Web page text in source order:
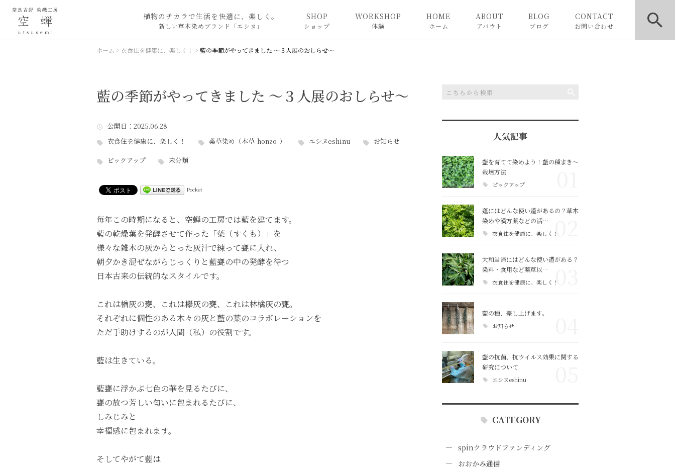
植物のチカラで生活を快適に、楽しく。
新しい草木染めブランド「エシヌ」
SHOP
ショップ
WORKSHOP
体験
HOME
ホーム
ABOUT
アバウト
BLOG
ブログ
CONTACT
お問い合わせ
ホーム > 衣食住を健康に、楽しく！ > 藍の季節がやってきました 〜３人展のおしらせ〜
藍の季節がやってきました 〜３人展のおしらせ〜
公開日 ：2025.06.28
衣食住を健康に、楽しく！
薬草染め（本草-honzo-） エシヌeshinu
お知らせ
ピックアップ
未分類
Pocket
毎年この時期になると、空蝉の工房では藍を建てます。
藍の乾燥葉を発酵させて作った「蒅（すくも）」を
様々な雑木の灰からとった灰汁で練って甕に入れ、
朝夕かき混ぜながらじっくりと藍甕の中の発酵を待つ
日本古来の伝統的なスタイルです。
これは楢灰の甕、これは欅灰の甕、これは林檎灰の甕。
それぞれに個性のある木々の灰と藍の葉のコラボレーションを
ただ手助けするのが人間（私）の役割です。
藍は生きている。
藍甕に浮かぶ七色の華を見るたびに、
甕の放つ芳しい匂いに包まれるたびに、
しみじみと
幸福感に包まれます。
そしてやがて藍は
人気記事
藍を育てて染めよう！藍の種まき〜
栽培方法
ピックアップ
蓬にはどんな使い道があるの？草木
染めや漢方薬などの活…
衣食住を健康に、楽しく！02
大和当帰にはどんな使い道がある？
染料・食用など薬草以…
衣食住を健康に、楽しく！03
藍の種、差し上げます。
お知らせ
藍の抗菌、抗ウイルス効果に関する
研究について
エシヌeshinu
CATEGORY
spinクラウドファンディング
おおかみ通信